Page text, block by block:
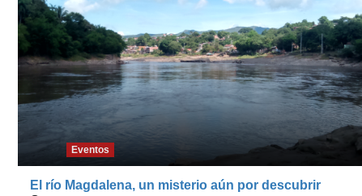
Eventos
El río Magdalena, un misterio aún por descubrir